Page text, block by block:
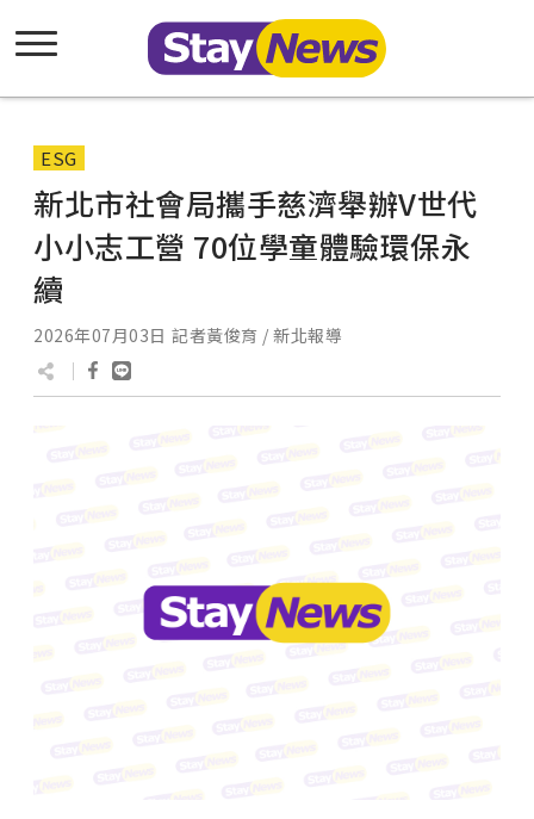
ESG
新北市社會局攜手慈濟舉辦V世代
小小志工營 70位學童體驗環保永
續
2026年07月03日 記者黃俊育 / 新北報導